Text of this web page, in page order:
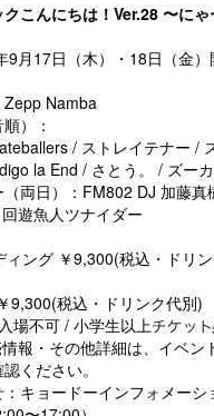
クこんにちは！Ver.28 〜に
9月17日（木）・18日（金
Zepp Namba
）：
/ ストレイテナー /
la End / さとう。 / ズー
両日）：FM802 DJ 加藤真
遊魚人ツナイダー
ィング ￥9,300(税込・ドリ
9,300(税込・ドリンク代別)
場不可 / 小学生以上
報・その他詳細は、イベン
ください。
キョードーインフォメーシ